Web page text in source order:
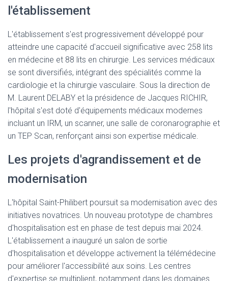
l'établissement
L'établissement s'est progressivement développé pour
atteindre une capacité d'accueil significative avec 258 lits
en médecine et 88 lits en chirurgie. Les services médicaux
se sont diversifiés, intégrant des spécialités comme la
cardiologie et la chirurgie vasculaire. Sous la direction de
M. Laurent DELABY et la présidence de Jacques RICHIR,
l'hôpital s'est doté d'équipements médicaux modernes
incluant un IRM, un scanner, une salle de coronarographie et
un TEP Scan, renforçant ainsi son expertise médicale.
Les projets d'agrandissement et de
modernisation
L'hôpital Saint-Philibert poursuit sa modernisation avec des
initiatives novatrices. Un nouveau prototype de chambres
d'hospitalisation est en phase de test depuis mai 2024.
L'établissement a inauguré un salon de sortie
d'hospitalisation et développe activement la télémédecine
pour améliorer l'accessibilité aux soins. Les centres
d'expertise se multiplient, notamment dans les domaines